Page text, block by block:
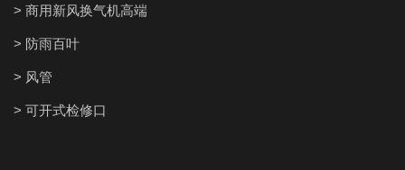
> 商用新风换气机高端
> 防雨百叶
> 风管
> 可开式检修口